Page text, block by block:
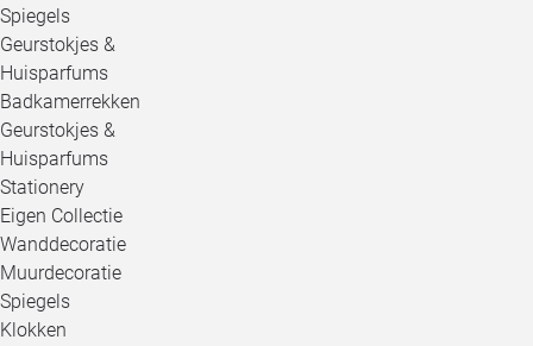
Spiegels
Geurstokjes &
Huisparfums
Badkamerrekken
Geurstokjes &
Huisparfums
Stationery
Eigen Collectie
Wanddecoratie
Muurdecoratie
Spiegels
Klokken